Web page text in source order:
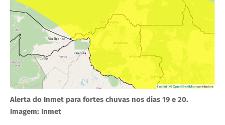
Alerta do Inmet para fortes chuvas nos dias 19 e 20.
Imagem: Inmet